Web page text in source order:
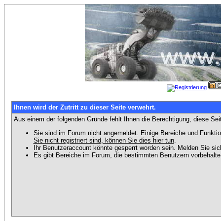
Ihnen wird der Zutritt zu dieser Seite verwehrt.
Aus einem der folgenden Gründe fehlt Ihnen die Berechtigung, diese
Sie sind im Forum nicht angemeldet. Einige Bereiche und
Sie nicht registriert sind, können Sie dies hier tun.
Ihr Benutzeraccount könnte gesperrt worden sein. Melden Sie
Es gibt Bereiche im Forum, die bestimmten Benutzern